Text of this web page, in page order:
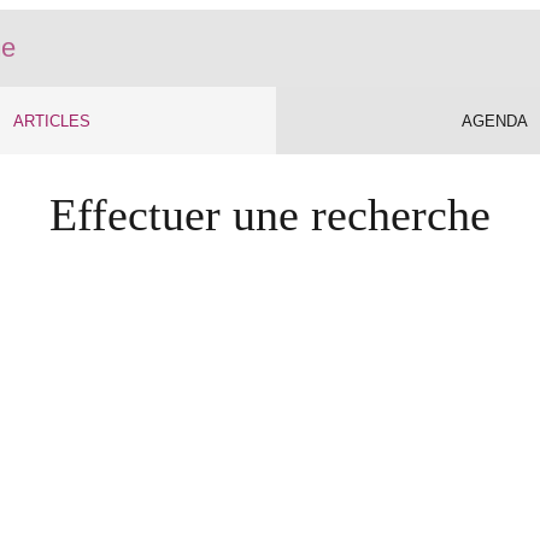
ARTICLES AGENDA
pour "", essayez une
Effectuer une recherche